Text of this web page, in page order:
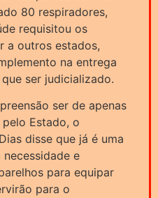
80 respiradores,
requisitou os
a outros estados,
na entrega
ser judicializado.
ser de apenas
Estado, o
disse que já é uma
e
para equipar
para o